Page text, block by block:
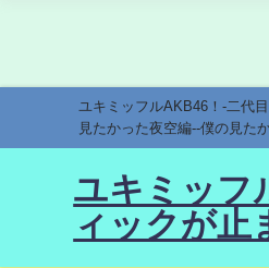
ユキミッフルAKB46！-二代
見たかった夜空編--僕の見た
ユキミッフ
ィックが止